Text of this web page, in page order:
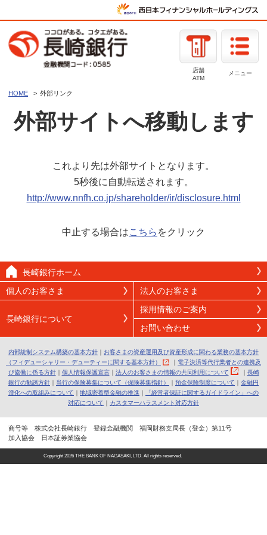
店舗
ATM
メニュー
HOME 外部リンク
外部サイトへ移動します
これより先は外部サイトとなります。
5秒後に自動転送されます。
http://www.nnfh.co.jp/shareholder/ir/disclosure.html
中止する場合はこちら をクリック
長崎銀行ホーム
個人のお客さま
法人のお客さま
長崎銀行について
採用情報のご案内
お問い合わせ
内部統制システム構築の基本方針 ｜ お客さまの資産運用及び資産形成に関わる業務の基本方針
（フィデューシャリー・デューティーに関する基本方針）
｜ 電子決済等代行業者との連携及
び協働に係る方針｜ 個人情報保護宣言｜ 法人のお客さまの情報の共同利用について ｜ 長崎
銀行の勧誘方針 ｜ 当行の保険募集について（保険募集指針） ｜ 預金保険制度について ｜ 金融円
滑化への取組みについて ｜ 地域密着型金融の推進 ｜
「経営者保証に関するガイドライン」への
対応について ｜ カスタマーハラスメント対応方針
商号等 株式会社長崎銀行 登録金融機関 福岡財務支局長（登金）第11号
加入協会 日本証券業協会
Copyright 2026 THE BANK OF NAGASAKI, LTD. All rights reserved.